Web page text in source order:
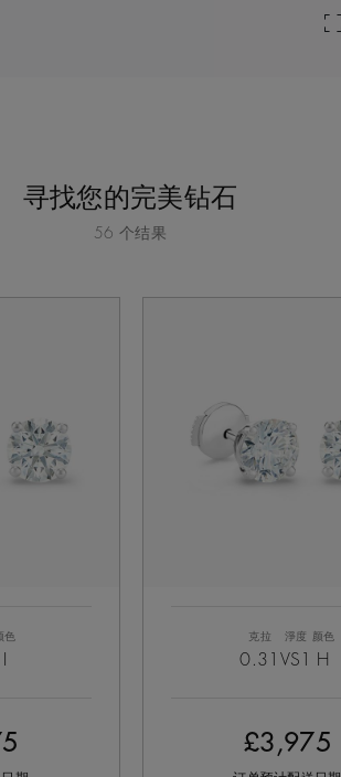
寻找您的完美钻石
56 个结果
色 克拉
0.31
淨度
VS1
颜色
H
£3,975